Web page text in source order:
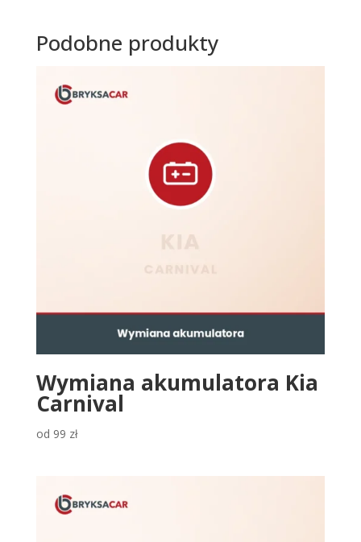
Podobne produkty
Wymiana akumulatora Kia
Carnival
od 99 zł